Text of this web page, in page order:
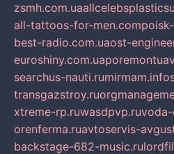
zsmh.com.ua
all-tattoos-for-men.com
best-radio.com.uaost-
euroshiny.com.ua
searchus-nauti.rumirmam.info
transgazstroy.ru
xtreme-rp.ruwasdpvp.ru
orenferma.ruavtoservis-
backstage-682-music.ru